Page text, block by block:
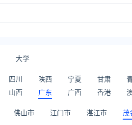
大学
四川 陕西 宁夏 甘肃
山西 广东 广西 香港
佛山市 江门市 湛江市 茂